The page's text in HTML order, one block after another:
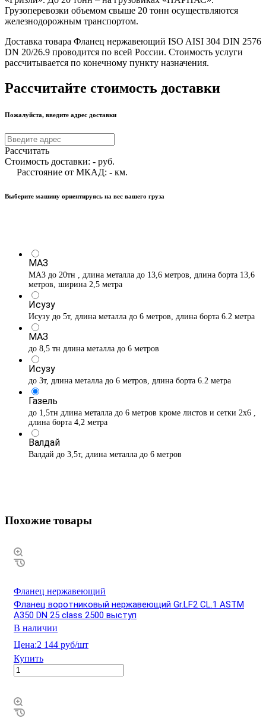
Грузоперевозки объемом свыше 20 тонн осуществляются
железнодорожным транспортом.
Доставка товара Фланец нержавеющий ISO AISI 304 DIN 2576
DN 20/26.9 проводится по всей России. Стоимость услуги
рассчитывается по конечному пункту назначения.
Рассчитайте стоимость доставки
Пожалуйста, введите адрес доставки
Рассчитать
Стоимость доставки: - руб.
Расстояние от МКАД: - км.
Выберите машину ориентируясь на вес вашего груза
МАЗ
МАЗ до 20тн , длина металла до 13,6 метров, длина борта 13,6
метров, ширина 2,5 метра
Исузу
Исузу до 5т, длина металла до 6 метров, длина борта 6.2 метра
МАЗ
до 8,5 тн длина металла до 6 метров
Исузу
до 3т, длина металла до 6 метров, длина борта 6.2 метра
Газель
до 1,5тн длина металла до 6 метров кроме листов и сетки 2х6 ,
длина борта 4,2 метра
Валдай
Валдай до 3,5т, длина металла до 6 метров
Похожие товары
Фланец нержавеющий
Фланец воротниковый нержавеющий Gr.LF2 CL.1 ASTM
A350 DN 25 class 2500 выступ
В наличии
Цена:2 144 руб/шт
Купить